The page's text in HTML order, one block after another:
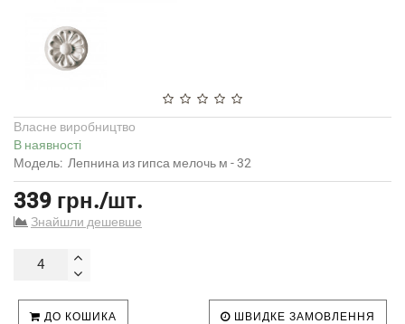
Власне виробництво
В наявності
Модель: Лепнина из гипса мелочь м - 32
339 грн./шт.
Знайшли дешевше
ДО КОШИКА ШВИДКЕ ЗАМОВЛЕННЯ